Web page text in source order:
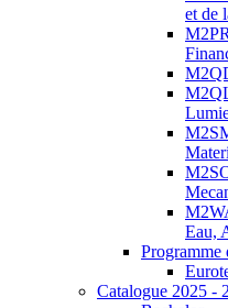
et de
Eau,
Programme
Catalogue 2025 -